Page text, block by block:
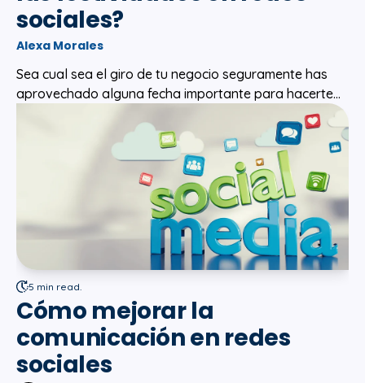
sociales?
Alexa Morales
Sea cual sea el giro de tu negocio seguramente has
aprovechado alguna fecha importante para hacerte...
5 min read.
Cómo mejorar la
comunicación en redes
sociales